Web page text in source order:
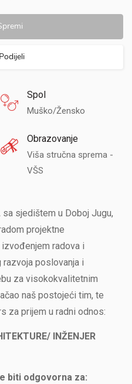
Podijeli
Spol
Muško/Žensko
Obrazovanje
Viša stručna sprema -
VŠS
sa sjedištem u Doboj Jugu,
projektne
radova i
poslovanja i
za visokokvalitetnim
naš postojeći tim, te
za prijem u radni odnos:
INŽENJER
biti odgovorna za: